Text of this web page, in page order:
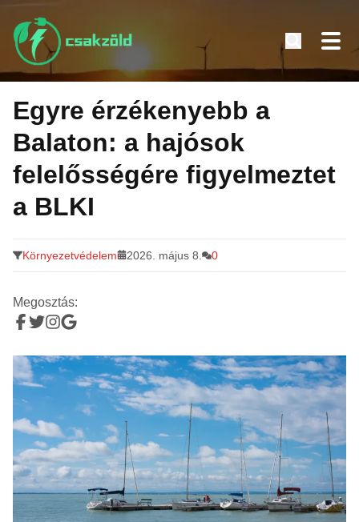
Tovább
tartalomra
Egyre érzékenyebb a
Balaton: a hajósok
felelősségére figyelmeztet
a BLKI
Környezetvédelem 2026. május 8. 0
Megosztás: